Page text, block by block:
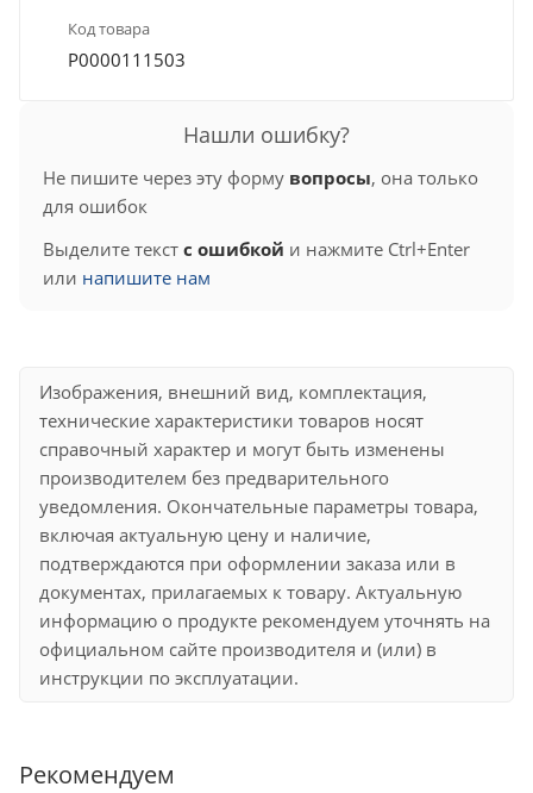
Код товара
Р0000111503
Нашли ошибку?
Не пишите через эту форму вопросы, она только
для ошибок
Выделите текст с ошибкой и нажмите Ctrl+Enter
или напишите нам
Изображения, внешний вид, комплектация,
технические характеристики товаров носят
справочный характер и могут быть изменены
производителем без предварительного
уведомления. Окончательные параметры товара,
включая актуальную цену и наличие,
подтверждаются при оформлении заказа или в
документах, прилагаемых к товару. Актуальную
информацию о продукте рекомендуем уточнять на
официальном сайте производителя и (или) в
инструкции по эксплуатации.
Рекомендуем